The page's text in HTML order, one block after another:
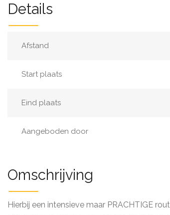
Details
Afstand
Start plaats
Eind plaats
Aangeboden door
Omschrijving
Hierbij een intensieve maar PRACHTIGE